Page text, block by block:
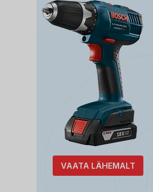
VAATA LÄHEMALT